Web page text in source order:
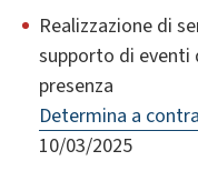
Realizzazione di
supporto di eventi
presenza
Determina a
10/03/2025